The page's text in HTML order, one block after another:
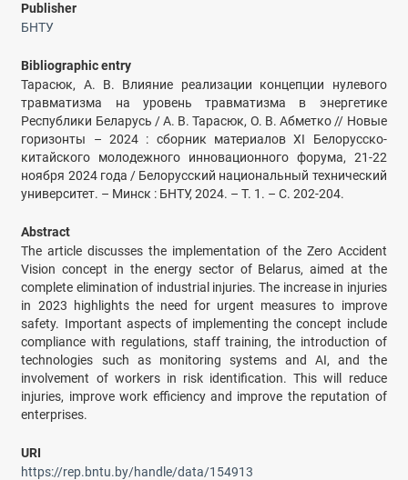
Publisher
БНТУ
Bibliographic entry
Тарасюк, А. В. Влияние реализации концепции нулевого
травматизма на уровень травматизма в энергетике
Республики Беларусь / А. В. Тарасюк, О. В. Абметко // Новые
горизонты – 2024 : сборник материалов XI Белорусско-
китайского молодежного инновационного форума, 21-22
ноября 2024 года / Белорусский национальный технический
университет. – Минск : БНТУ, 2024. – Т. 1. – С. 202-204.
Abstract
The article discusses the implementation of the Zero Accident
Vision concept in the energy sector of Belarus, aimed at the
complete elimination of industrial injuries. The increase in injuries
in 2023 highlights the need for urgent measures to improve
safety. Important aspects of implementing the concept include
compliance with regulations, staff training, the introduction of
technologies such as monitoring systems and AI, and the
involvement of workers in risk identification. This will reduce
injuries, improve work efficiency and improve the reputation of
enterprises.
URI
https://rep.bntu.by/handle/data/154913